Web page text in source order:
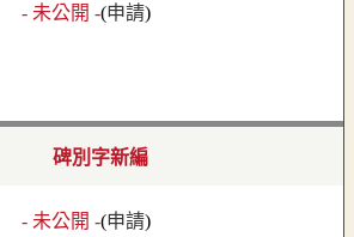
- 未公開 -(申請)
碑別字新編
- 未公開 -(申請)